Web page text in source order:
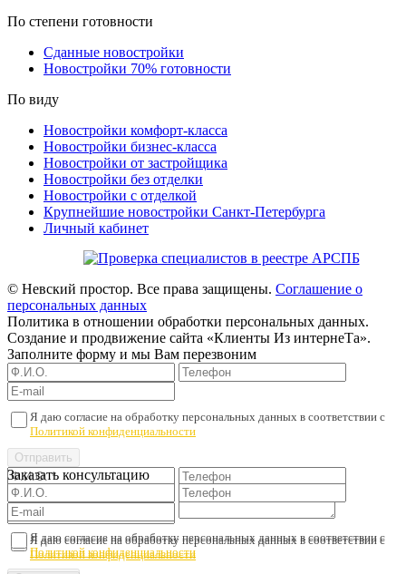
По степени готовности
Сданные новостройки
Новостройки 70% готовности
По виду
Новостройки комфорт-класса
Новостройки бизнес-класса
Новостройки от застройщика
Новостройки без отделки
Новостройки с отделкой
Крупнейшие новостройки Санкт-Петербурга
Личный кабинет
© Невский простор. Все права защищены. Соглашение о
персональных данных
Политика в отношении обработки персональных данных.
Создание и продвижение сайта «Клиенты Из интернеТа».
Заполните форму и мы Вам перезвоним
Я даю согласие на обработку персональных данных в соответствии с
Политикой конфиденциальности
Заказать консультацию
Я даю согласие на обработку персональных данных в соответствии с
Политикой конфиденциальности
Я даю согласие на обработку персональных данных в соответствии с
Политикой конфиденциальности